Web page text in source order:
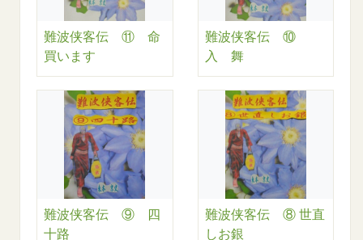
難波侠客伝 ⑪ 命
買います
難波侠客伝 ⑩
入 舞
難波侠客伝 ⑨ 四
十路
難波侠客伝 ⑧ 世直
しお銀